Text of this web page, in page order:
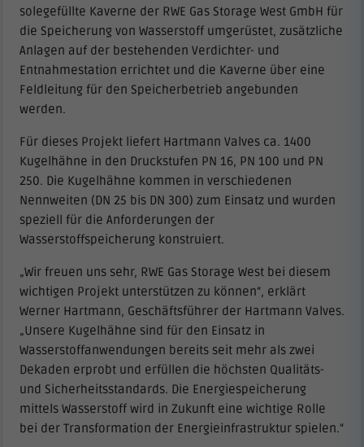
solegefüllte Kaverne der RWE Gas Storage West GmbH für
die Speicherung von Wasserstoff umgerüstet, zusätzliche
Anlagen auf der bestehenden Verdichter- und
Entnahmestation errichtet und die Kaverne über eine
Feldleitung für den Speicherbetrieb angebunden
werden.
Für dieses Projekt liefert Hartmann Valves ca. 1400
Kugelhähne in den Druckstufen PN 16, PN 100 und PN
250. Die Kugelhähne kommen in verschiedenen
Nennweiten (DN 25 bis DN 300) zum Einsatz und wurden
speziell für die Anforderungen der
Wasserstoffspeicherung konstruiert.
„Wir freuen uns sehr, RWE Gas Storage West bei diesem
wichtigen Projekt unterstützen zu können“, erklärt
Werner Hartmann, Geschäftsführer der Hartmann Valves.
„Unsere Kugelhähne sind für den Einsatz in
Wasserstoffanwendungen bereits seit mehr als zwei
Dekaden erprobt und erfüllen die höchsten Qualitäts-
und Sicherheitsstandards. Die Energiespeicherung
mittels Wasserstoff wird in Zukunft eine wichtige Rolle
bei der Transformation der Energieinfrastruktur spielen.“